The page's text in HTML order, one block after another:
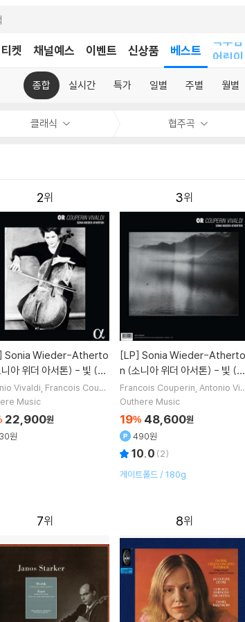
채널예스 이벤트 신상품 베스트
어린이
티켓
종합 실시간 특가 일별 주별 월별
클래식 협주곡
2
아 위더 아서톤) - 빛 (O
Vivaldi Francois Coupe
Marius Atherton
Music
22,900원
원
3
[LP]
n (소니아 위더 아서톤) - 빛 (O
r’ (light)) [2LP]
Francois Couperin Antonio Viv
aldi작곡 Sonia Wieder-Atherto
Outhere Music
19% 48,600원
490원
10.0 (2)
게이트폴드 / 180g
7 8